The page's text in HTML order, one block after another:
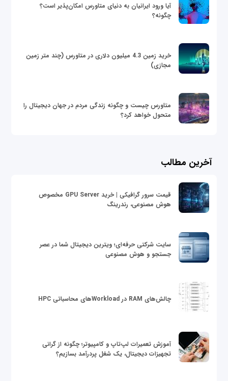
آیا ورود ایرانیان به دنیای متاورس امکان‌پذیر است؟
چگونه؟
خرید زمین 4.3 میلیون دلاری در متاورس (چند متر زمین
مجازی)
متاورس چیست و چگونه زندگی مردم در جهان دیجیتال را
متحول خواهد کرد؟
آخرین مطالب
قیمت سرور گرافیکی | خرید GPU Server مخصوص
هوش مصنوعی، رندرینگ
سایت شرکتی حرفه‌ای؛ ویترین دیجیتال شما در عصر
جستجو و هوش مصنوعی
چالش‌های RAM در Workloadهای محاسباتی HPC
آموزش تعمیرات لپ‌تاپ و کامپیوتر؛ چگونه از گرانی
تجهیزات دیجیتال، یک شغل پردرآمد بسازیم؟